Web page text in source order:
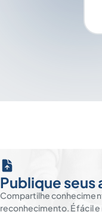
Publique seus
Compartilhe
reconhecimento. É fácil e